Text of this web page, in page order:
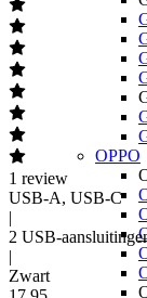
OPPO
1 review
USB-A, USB-C
|
2 USB-
|
Zwart